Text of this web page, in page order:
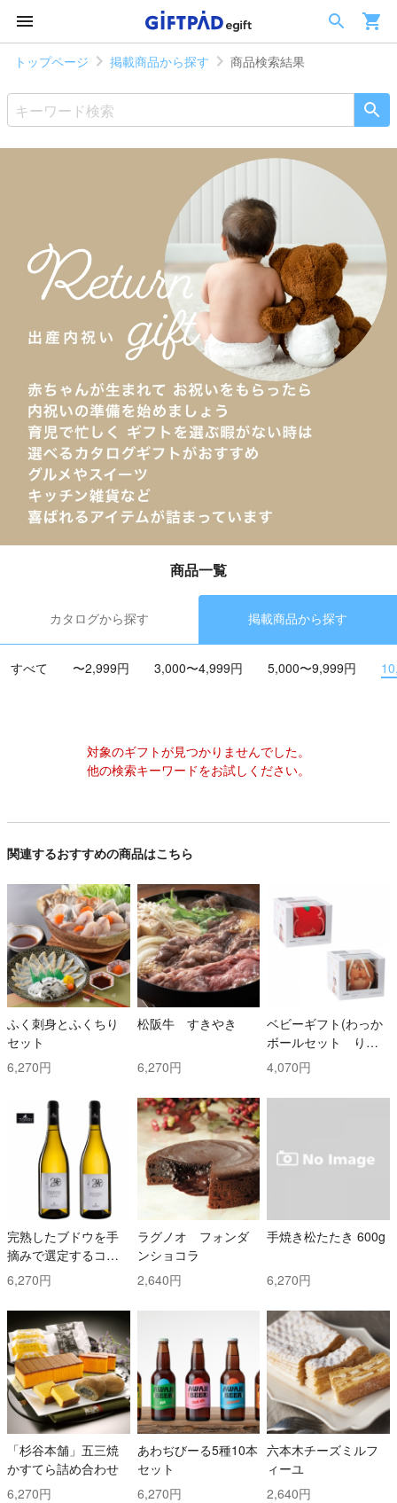
トップページ 掲載商品から探す 商品検索結果
商品一覧
カタログから探す 掲載商品から探す
すべて 〜2,999円 3,000〜4,999円 5,000〜9,999円
対象のギフトが見つかりませんでした。
他の検索キーワードをお試しください。
関連するおすすめの商品はこちら
ふく刺身とふくちり
セット
6,270円
松阪牛 すきやき
6,270円
ベビーギフト(わっか
ボールセット りん
ご・しまりす)
4,070円
完熟したブドウを手
摘みで選定するコス
トと時間を掛けた白
ワイン2本セット！ ト
ッリ社/トレッビアー
ノ・ダブルッツォ 42
0 & コッリ・アプルテ
ィーニ 420 ぺコリー
ノ
6,270円
ラグノオ フォンダ
ンショコラ
2,640円
手焼き松たたき 600g
6,270円
「杉谷本舗」五三焼
かすてら詰め合わせ
6,270円
あわぢびーる5種10本
セット
6,270円
六本木チーズミルフ
ィーユ
2,640円